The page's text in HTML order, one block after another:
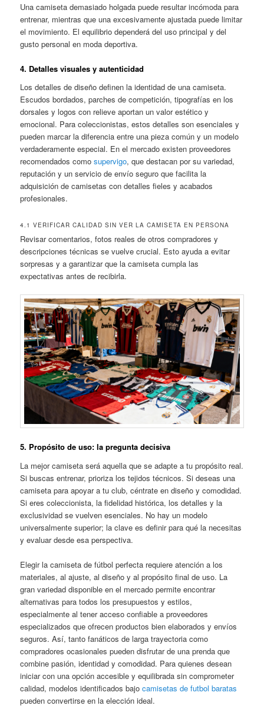
Una camiseta demasiado holgada puede resultar incómoda para
entrenar, mientras que una excesivamente ajustada puede limitar
el movimiento. El equilibrio dependerá del uso principal y del
gusto personal en moda deportiva.
4. Detalles visuales y autenticidad
Los detalles de diseño definen la identidad de una camiseta.
Escudos bordados, parches de competición, tipografías en los
dorsales y logos con relieve aportan un valor estético y
emocional. Para coleccionistas, estos detalles son esenciales y
pueden marcar la diferencia entre una pieza común y un modelo
verdaderamente especial. En el mercado existen proveedores
recomendados comosupervigo, que destacan por su variedad,
reputación y un servicio de envío seguro que facilita la
adquisición de camisetas con detalles fieles y acabados
profesionales.
4.1 VERIFICAR CALIDAD SIN VER LA CAMISETA EN PERSONA
Revisar comentarios, fotos reales de otros compradores y
descripciones técnicas se vuelve crucial. Esto ayuda a evitar
sorpresas y a garantizar que la camiseta cumpla las
expectativas antes de recibirla.
5. Propósito de uso: la pregunta decisiva
La mejor camiseta será aquella que se adapte a tu propósito real.
Si buscas entrenar, prioriza los tejidos técnicos. Si deseas una
camiseta para apoyar a tu club, céntrate en diseño y comodidad.
Si eres coleccionista, la fidelidad histórica, los detalles y la
exclusividad se vuelven esenciales. No hay un modelo
universalmente superior; la clave es definir para qué la necesitas
y evaluar desde esa perspectiva.
Elegir la camiseta de fútbol perfecta requiere atención a los
materiales, al ajuste, al diseño y al propósito final de uso. La
gran variedad disponible en el mercado permite encontrar
alternativas para todos los presupuestos y estilos,
especialmente al tener acceso confiable a proveedores
especializados que ofrecen productos bien elaborados y envíos
seguros. Así, tanto fanáticos de larga trayectoria como
compradores ocasionales pueden disfrutar de una prenda que
combine pasión, identidad y comodidad. Para quienes desean
iniciar con una opción accesible y equilibrada sin comprometer
calidad, modelos identificados bajocamisetas de futbol baratas
pueden convertirse en la elección ideal.